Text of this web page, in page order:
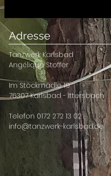
Adresse
Tanzwerk Karlsbad
Angélique Stoffer
Im Stöckmädle 19
76307 Karlsbad - Ittersbach
Telefon 0172 272 13 02
info@tanzwerk-karlsbad.de